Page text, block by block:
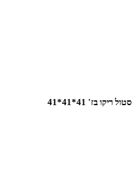
סטול ריקו בז' 41*41*41